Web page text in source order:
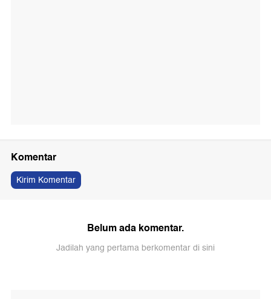
Komentar
Kirim Komentar
Belum ada komentar.
Jadilah yang pertama berkomentar di sini